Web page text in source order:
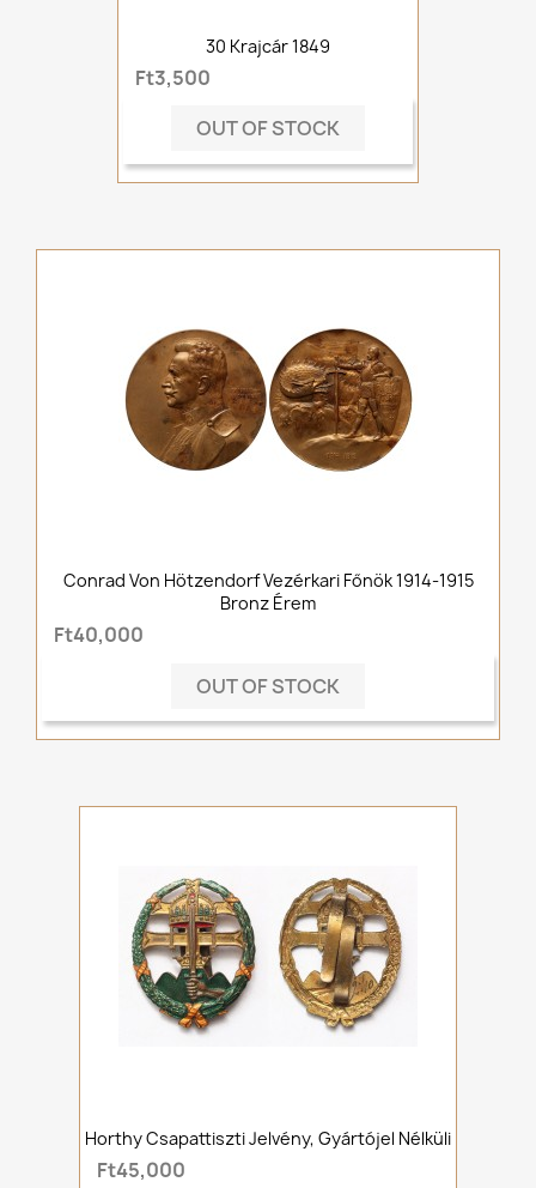
30 Krajcár 1849
Ft3,500
OUT OF STOCK
Conrad Von Hötzendorf Vezérkari Főnök 1914-1915
Bronz Érem
Ft40,000
OUT OF STOCK
Horthy Csapattiszti Jelvény, Gyártójel Nélküli
Ft45,000